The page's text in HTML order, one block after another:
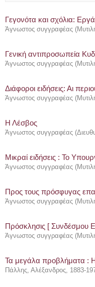
Γεγονότα και σχόλια:
Άγνωστος συγγραφέας (
Γενική αντιπροσωπεία
Άγνωστος συγγραφέας (
Διάφοροι ειδήσεις: Αι
Άγνωστος συγγραφέας (
Η Λέσβος
Άγνωστος συγγραφέας (
Μικραί ειδήσεις : Το
Άγνωστος συγγραφέας (
Προς τους πρόσφυγας
Άγνωστος συγγραφέας (
Πρόσκλησις [ Συνδέσμου
Άγνωστος συγγραφέας (
Τα μεγάλα προβλήματα :
Πάλλης, Αλέξανδρος, 1883-